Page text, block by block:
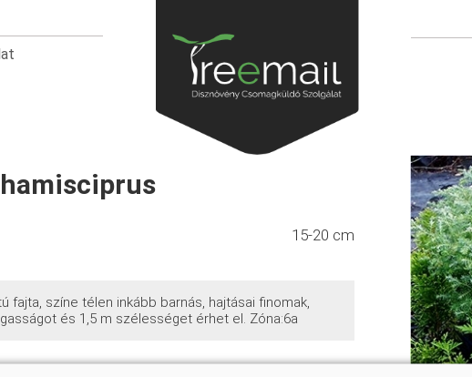
15-20 cm
fajta, színe télen inkább barnás, hajtásai finomak,
és 1,5 m szélességet érhet el. Zóna:6a